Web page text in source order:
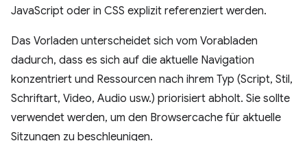
JavaScript oder in CSS explizit referenziert werden.
Das Vorladen unterscheidet sich vom Vorabladen
dadurch, dass es sich auf die aktuelle Navigation
konzentriert und Ressourcen nach ihrem Typ (Script, Stil,
Schriftart, Video, Audio usw.) priorisiert abholt. Sie sollte
verwendet werden, um den Browsercache für aktuelle
Sitzungen zu beschleunigen.